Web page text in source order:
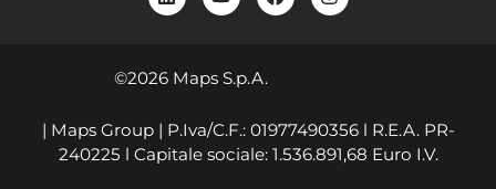
©2026 Maps S.p.A.
| Maps Group | P.Iva/C.F.: 01977490356 l R.E.A. PR-
240225 l Capitale sociale: 1.536.891,68 Euro I.V.